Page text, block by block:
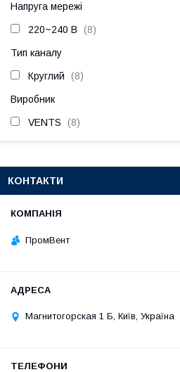
Напруга мережі
220~240 В 8
Тип каналу
Круглий 8
Виробник
VENTS 8
КОНТАКТИ
ПромВент
Магнитогорская 1 Б, Київ, Україна